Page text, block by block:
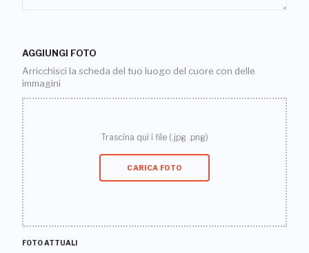
AGGIUNGI FOTO
Arricchisci la scheda del tuo luogo del cuore con delle
immagini
Trascina qui i file (.jpg .png)
CARICA FOTO
FOTO ATTUALI